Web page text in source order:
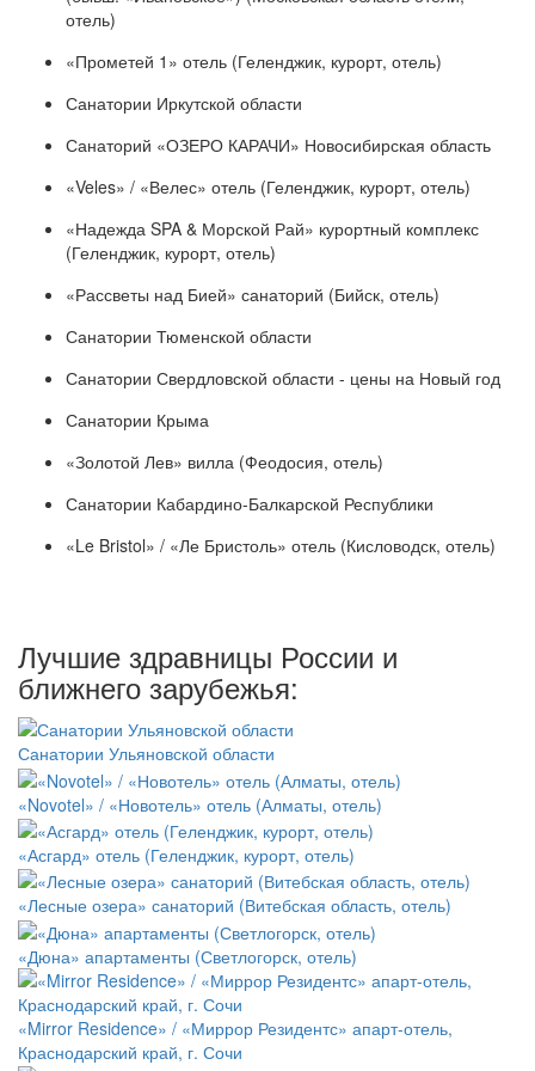
отель)
«Прометей 1» отель (Геленджик, курорт, отель)
Санатории Иркутской области
Санаторий «ОЗЕРО КАРАЧИ» Новосибирская область
«Veles» / «Велес» отель (Геленджик, курорт, отель)
«Надежда SPA & Морской Рай» курортный комплекс
(Геленджик, курорт, отель)
«Рассветы над Бией» санаторий (Бийск, отель)
Санатории Тюменской области
Санатории Свердловской области - цены на Новый год
Санатории Крыма
«Золотой Лев» вилла (Феодосия, отель)
Санатории Кабардино-Балкарской Республики
«Le Bristol» / «Ле Бристоль» отель (Кисловодск, отель)
Лучшие здравницы России и
ближнего зарубежья:
Санатории Ульяновской области
«Novotel» / «Новотель» отель (Алматы, отель)
«Асгард» отель (Геленджик, курорт, отель)
«Лесные озера» санаторий (Витебская область, отель)
«Дюна» апартаменты (Светлогорск, отель)
«Mirror Residence» / «Миррор Резидентс» апарт-отель,
Краснодарский край, г. Сочи